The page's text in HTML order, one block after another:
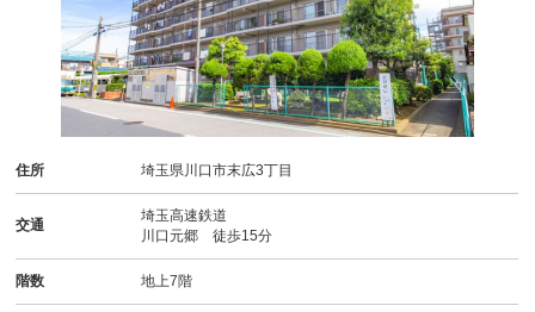
住所 埼玉県川口市末広3丁目
交通
埼玉高速鉄道
川口元郷 徒歩15分
階数 地上7階